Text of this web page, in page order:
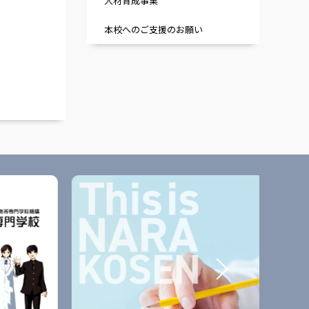
本校へのご支援のお願い